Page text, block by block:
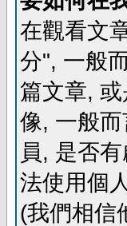
在觀看文
分", 一般
篇文章,
像, 一般
員, 是否
法使用個
(我們相信